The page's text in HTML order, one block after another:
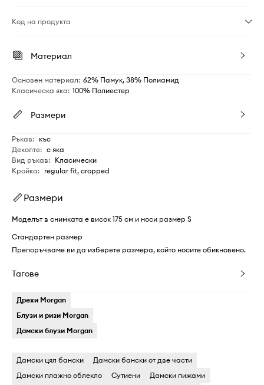
Код на продукта
Материал
Основен материал: 62% Памук, 38% Полиамид
Класическа яка: 100% Полиестер
Размери
Ръкав: къс
Деколте: с яка
Вид ръкав: Класически
Кройка: regular fit, cropped
Размери
Моделът в снимката е висок 175 см и носи размер S
Стандартен размер
Препоръчваме ви да изберете размера, който носите обикновено.
Тагове
Дрехи Morgan
Блузи и ризи Morgan
Дамски блузи Morgan
Дамски цял бански
Дамски бански oт две части
Дамски плажно облекло
Cутиени
Дамски пижами